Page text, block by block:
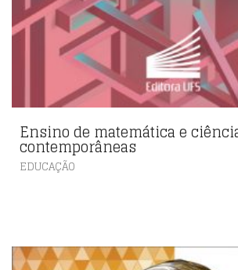
Ensino de matemática e
contemporâneas
EDUCAÇÃO